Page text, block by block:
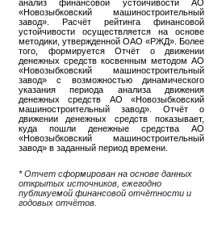
анализ финансовой устойчивости АО
«Новозыбковский машиностроительный
завод». Расчёт рейтинга финансовой
устойчивости осуществляется на основе
методики, утвержденной ОАО «РЖД». Более
того, формируется Отчёт о движении
денежных средств косвенным методом АО
«Новозыбковский машиностроительный
завод» с возможностью динамического
указания периода анализа движения
денежных средств АО «Новозыбковский
машиностроительный завод». Отчёт о
движении денежных средств показывает,
куда пошли денежные средства АО
«Новозыбковский машиностроительный
завод» в заданный период времени.
* Отчет сформирован на основе данных
открытых источников, ежегодно
публикуемой финансовой отчётности и
годовых отчётов.